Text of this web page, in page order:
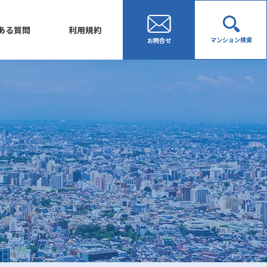
る質問 利用規約
お問合せ マンション検索